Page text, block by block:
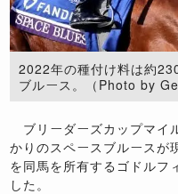
2022年の種付け料は約
ブルース。（Photo by
ブリーダーズカップマイ
かりのスペースブルースが
を同馬を所有するゴドルフ
した。